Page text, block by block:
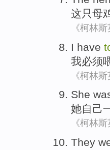
这只母
《柯林
I have
我必须
《柯林
She
她自己
《柯林
They